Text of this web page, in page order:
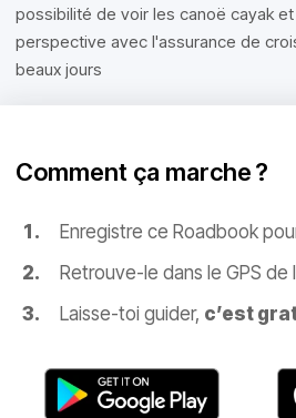
possibilité de voir les canoë cayak
perspective avec l'assurance de
beaux jours
Comment ça marche ?
Enregistre ce Roadbook
Retrouve-le dans le GPS de
Laisse-toi guider, c’est